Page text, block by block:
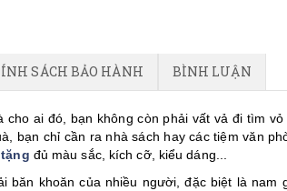
SÁCH BẢO HÀNH BÌNH LUẬN
cho ai đó, bạn không còn phải vất vả đi tìm
bạn chỉ cần ra nhà sách hay các tiệm văn
đủ màu sắc, kích cỡ, kiểu dáng...
băn khoăn của nhiều người, đặc biệt là nam